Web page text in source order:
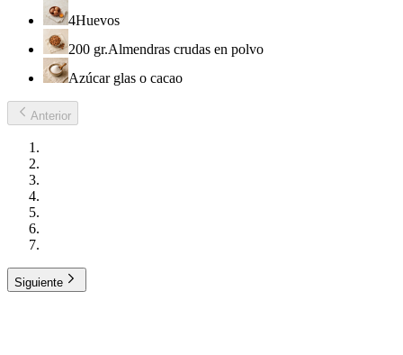
4Huevos
200 gr.Almendras crudas en polvo
Azúcar glas o cacao
Anterior
Siguiente